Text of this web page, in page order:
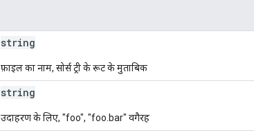
string
फ़ाइल का नाम, सोर्स ट्री के रूट के मुताबिक
string
उदाहरण के लिए, "foo", "foo.bar" वगैरह